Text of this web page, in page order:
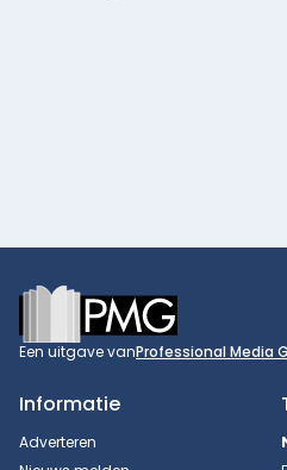
Footer
Een uitgave vanProfessional Media
Informatie
Adverteren